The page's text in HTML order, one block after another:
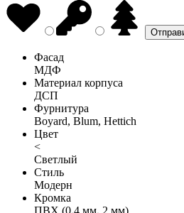
Фасад
МДФ
Материал корпуса
ДСП
Фурнитура
Boyard, Blum, Hettich
Цвет
<
Светлый
Стиль
Модерн
Кромка
ПВХ (0,4 мм, 2 мм)